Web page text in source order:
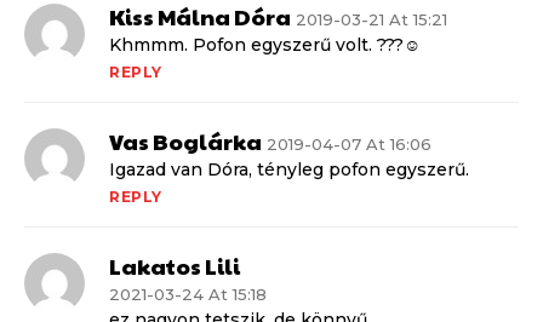
Kiss Málna Dóra 2019-03-21 At 15:21
Khmmm. Pofon egyszerű volt. ???☺
REPLY
Vas Boglárka 2019-04-07 At 16:06
Igazad van Dóra, tényleg pofon egyszerű.
REPLY
Lakatos Lili
2021-03-24 At 15:18